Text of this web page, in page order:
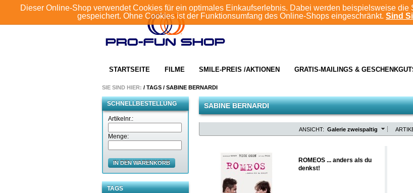
Dieser Online-Shop verwendet Cookies für ein optimales Einkaufserlebnis. Dabei werden beispielsweise
gespeichert. Ohne Cookies ist der Funktionsumfang des Online-Shops eingeschränkt. Sind
STARTSEITE FILME SMILE-PREIS /AKTIONEN GRATIS-MAILINGS &
SIE SIND HIER: / TAGS / SABINE BERNARDI
SCHNELLBESTELLUNG
Artikelnr.:
Menge:
IN DEN WARENKORB
TAGS
SABINE BERNARDI
ANSICHT: Galerie zweispaltig
ROMEOS ... anders als du
denkst!